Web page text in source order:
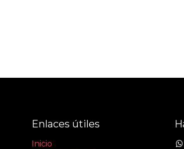
Enlaces útiles
Inicio